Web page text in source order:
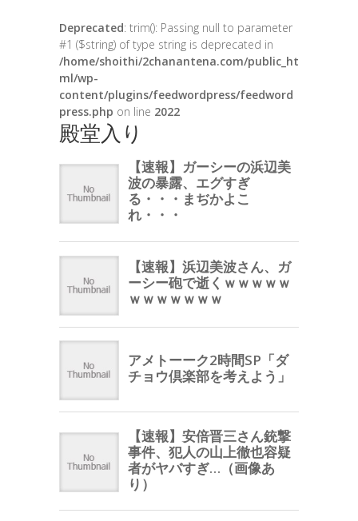
Deprecated: trim(): Passing null to parameter
#1 ($string) of type string is deprecated in
/home/shoithi/2chanantena.com/public_ht
ml/wp-
content/plugins/feedwordpress/feedword
press.php on line 2022
殿堂入り